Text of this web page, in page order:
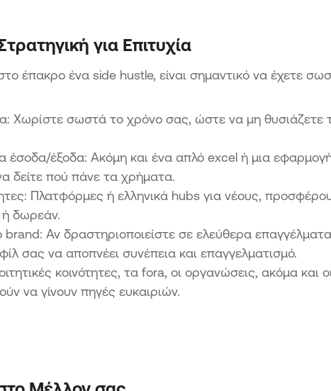
για Επιτυχία
έπακρο ένα side hustle, είναι σημαντικό να έχετε
Χωρίστε σωστά το χρόνο σας, ώστε να μη θυσιάζετε
έσοδα/έξοδα: Ακόμη και ένα απλό excel ή μια
δείτε πού πάνε τα χρήματα.
Πλατφόρμες ή ελληνικά hubs για νέους,
δωρεάν.
Αν δραστηριοποιείστε σε ελεύθερα
σας να αποπνέει συνέπεια και επαγγελματισμό.
κοινότητες, τα fora, οι οργανώσεις, ακόμα και
να γίνουν πηγές ευκαιριών.